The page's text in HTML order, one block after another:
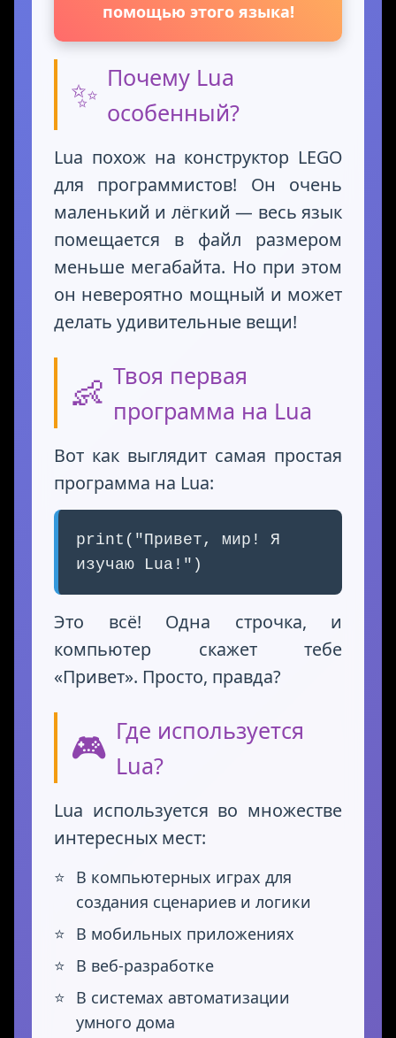
помощью этого языка!
✨ Почему Lua
особенный?
Lua похож на конструктор LEGO
для программистов! Он очень
маленький и лёгкий — весь язык
помещается в файл размером
меньше мегабайта. Но при этом
он невероятно мощный и может
делать удивительные вещи!
👶 Твоя первая
программа на Lua
Вот как выглядит самая простая
программа на Lua:
print("Привет, мир! Я
изучаю Lua!")
Это всё! Одна строчка, и
компьютер скажет тебе
«Привет». Просто, правда?
🎮 Где используется
Lua?
Lua используется во множестве
интересных мест:
В компьютерных играх для
создания сценариев и логики
В мобильных приложениях
В веб-разработке
В системах автоматизации
умного дома